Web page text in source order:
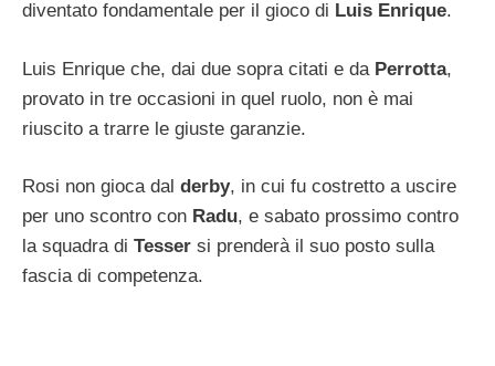
diventato fondamentale per il gioco di Luis Enrique.
Luis Enrique che, dai due sopra citati e da Perrotta,
provato in tre occasioni in quel ruolo, non è mai
riuscito a trarre le giuste garanzie.
Rosi non gioca dal derby, in cui fu costretto a uscire
per uno scontro con Radu, e sabato prossimo contro
la squadra di Tesser si prenderà il suo posto sulla
fascia di competenza.